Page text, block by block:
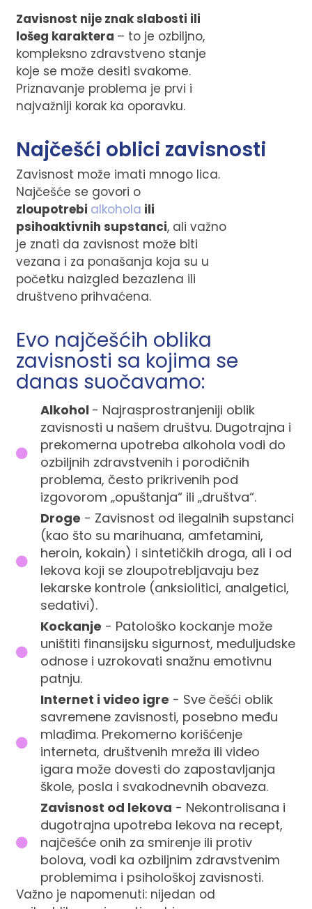
Zavisnost nije znak slabosti ili
lošeg karaktera – to je ozbiljno,
kompleksno zdravstveno stanje
koje se može desiti svakome.
Priznavanje problema je prvi i
najvažniji korak ka oporavku.
Najčešći oblici zavisnosti
Zavisnost može imati mnogo lica.
Najčešće se govori o
zloupotrebi alkohola ili
psihoaktivnih supstanci, ali važno
je znati da zavisnost može biti
vezana i za ponašanja koja su u
početku naizgled bezazlena ili
društveno prihvaćena.
Evo najčešćih oblika
zavisnosti sa kojima se
danas suočavamo:
Alkohol - Najrasprostranjeniji oblik
zavisnosti u našem društvu. Dugotrajna i
prekomerna upotreba alkohola vodi do
ozbiljnih zdravstvenih i porodičnih
problema, često prikrivenih pod
izgovorom „opuštanja“ ili „društva“.
Droge - Zavisnost od ilegalnih supstanci
(kao što su marihuana, amfetamini,
heroin, kokain) i sintetičkih droga, ali i od
lekova koji se zloupotrebljavaju bez
lekarske kontrole (anksiolitici, analgetici,
sedativi).
Kockanje - Patološko kockanje može
uništiti finansijsku sigurnost, međuljudske
odnose i uzrokovati snažnu emotivnu
patnju.
Internet i video igre - Sve češći oblik
savremene zavisnosti, posebno među
mlađima. Prekomerno korišćenje
interneta, društvenih mreža ili video
igara može dovesti do zapostavljanja
škole, posla i svakodnevnih obaveza.
Zavisnost od lekova - Nekontrolisana i
dugotrajna upotreba lekova na recept,
najčešće onih za smirenje ili protiv
bolova, vodi ka ozbiljnim zdravstvenim
problemima i psihološkoj zavisnosti.
Važno je napomenuti: nijedan od